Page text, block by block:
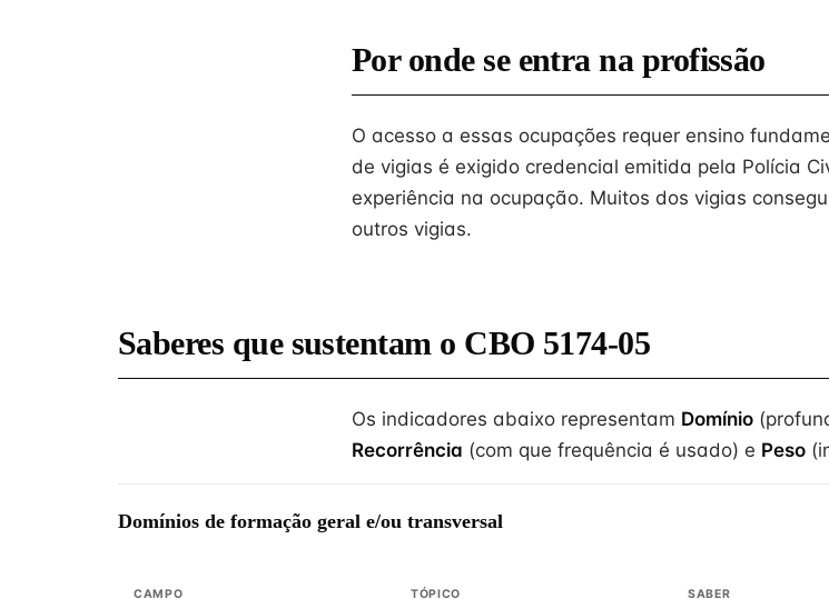
Por onde se entra na profissão
O acesso a essas ocupações requer ensino
de vigias é exigido credencial emitida pela Polícia
experiência na ocupação. Muitos dos vigias
outros vigias.
Saberes que sustentam o CBO 5174-05
Os indicadores abaixo representam Domínio
Recorrência (com que frequência é usado) e Peso
Domínios de formação geral e/ou transversal
CAMPO TÓPICO SABER